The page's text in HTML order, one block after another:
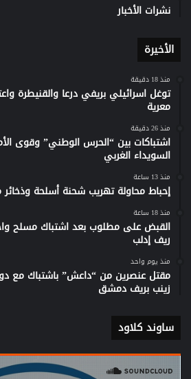
نشرات الأخبار
الأخيرة
منذ 18 دقيقة
توغل اسرائيلي بريفي درعا والقنيطرة
معرية
منذ 26 دقيقة
اشتباكات بين “الحرس الوطني” وقوى
السويداء الغربي
منذ 13 ساعة
إحباط محاولة تهريب شحنة أسلحة
منذ 18 ساعة
ريف إدلب
منذ يوم واحد
مقتل عنصرين من “داعش” باشتباك مع
زينب بريف دمشق
ساوند كلاود